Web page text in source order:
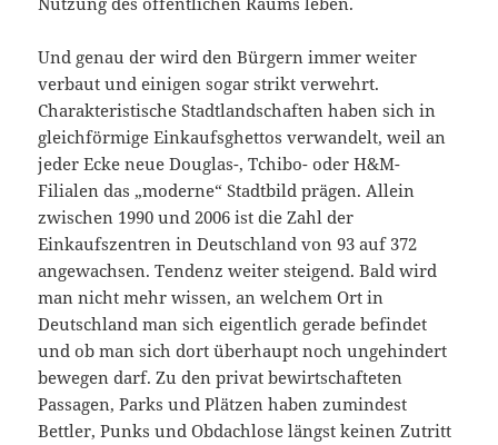
Und genau der wird den Bürgern immer weiter
verbaut und einigen sogar strikt verwehrt.
Charakteristische Stadtlandschaften haben sich in
gleichförmige Einkaufsghettos verwandelt, weil an
jeder Ecke neue Douglas-, Tchibo- oder H&M-
Filialen das „moderne“ Stadtbild prägen. Allein
zwischen 1990 und 2006 ist die Zahl der
Einkaufszentren in Deutschland von 93 auf 372
angewachsen. Tendenz weiter steigend. Bald wird
man nicht mehr wissen, an welchem Ort in
Deutschland man sich eigentlich gerade befindet
und ob man sich dort überhaupt noch ungehindert
bewegen darf. Zu den privat bewirtschafteten
Passagen, Parks und Plätzen haben zumindest
Bettler, Punks und Obdachlose längst keinen Zutritt